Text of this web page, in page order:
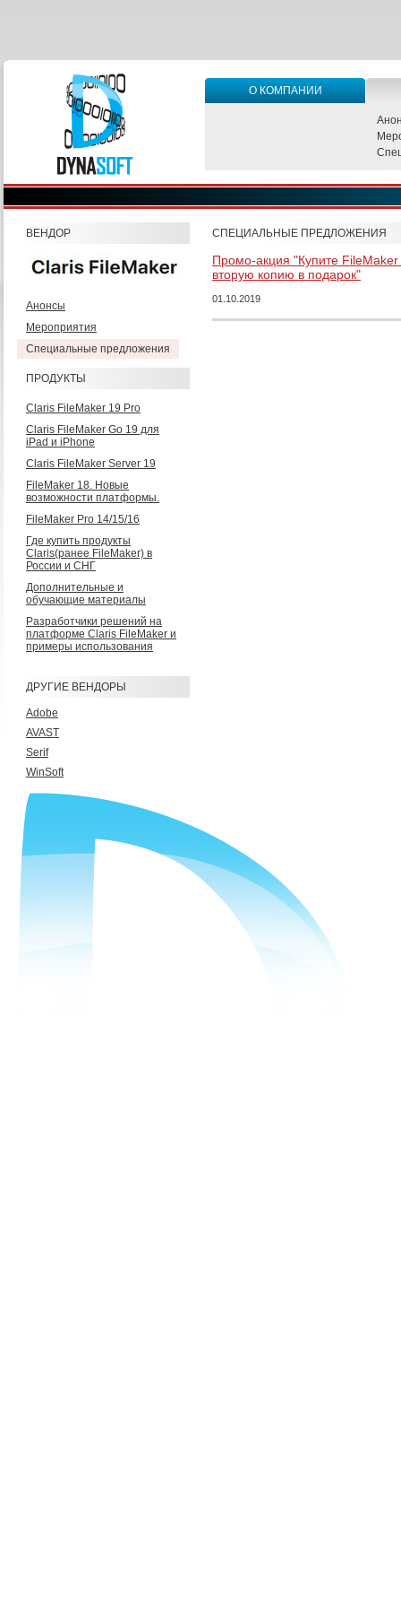
О КОМПАНИИ
ВЕНДОР
Анонсы
Мероприятия
Специальные предложения
ПРОДУКТЫ
Claris FileMaker 19 Pro
Claris FileMaker Go 19 для
iPad и iPhone
Claris FileMaker Server 19
FileMaker 18. Новые
возможности платформы.
FileMaker Pro 14/15/16
Где купить продукты
Claris(ранее FileMaker) в
России и СНГ
Дополнительные и
обучающие материалы
Разработчики решений на
платформе Claris FileMaker и
примеры использования
ДРУГИЕ ВЕНДОРЫ
Adobe
AVAST
Serif
WinSoft
СПЕЦИАЛЬНЫЕ ПРЕДЛОЖЕНИЯ
Промо-акция "Купите
вторую копию в подарок"
01.10.2019